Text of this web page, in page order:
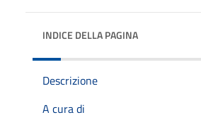
INDICE DELLA PAGINA
Descrizione
A cura di